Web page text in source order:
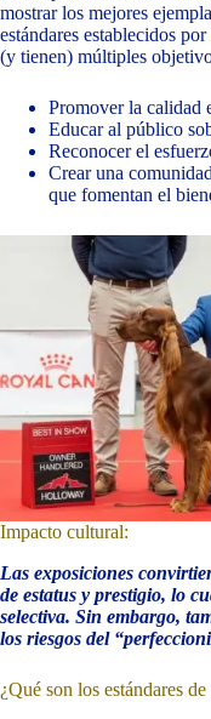
mostrar los mejores
estándares establecidos
(y tienen) múltiples
Promover la calidad
Educar al público
Reconocer el
Crear una
que fomentan el
Impacto cultural:
Las exposiciones
de estatus y prestigio, lo
selectiva. Sin embargo,
los riesgos del
¿Qué son los estándares